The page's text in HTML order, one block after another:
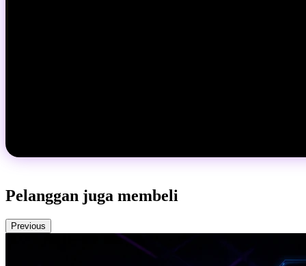
Pelanggan juga membeli
Previous